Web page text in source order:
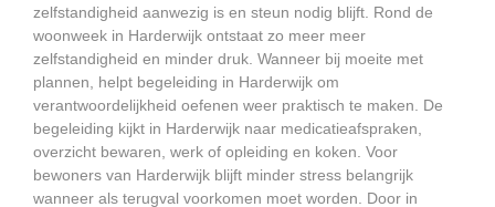
zelfstandigheid aanwezig is en steun nodig blijft. Rond de
woonweek in Harderwijk ontstaat zo meer meer
zelfstandigheid en minder druk. Wanneer bij moeite met
plannen, helpt begeleiding in Harderwijk om
verantwoordelijkheid oefenen weer praktisch te maken. De
begeleiding kijkt in Harderwijk naar medicatieafspraken,
overzicht bewaren, werk of opleiding en koken. Voor
bewoners van Harderwijk blijft minder stress belangrijk
wanneer als terugval voorkomen moet worden. Door in